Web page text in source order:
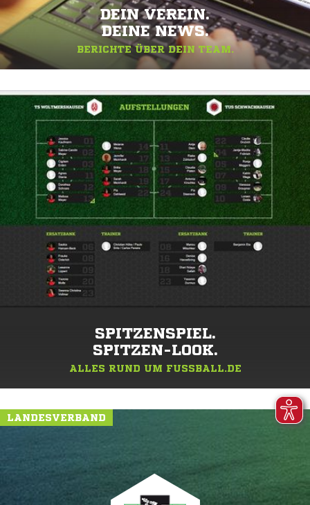
DEIN VEREIN.
DEINE NEWS.
BERICHTE ÜBER DEIN TEAM.
SPITZENSPIEL.
SPITZEN-LOOK.
ALLES RUND UM FUSSBALL.DE
LANDESVERBAND